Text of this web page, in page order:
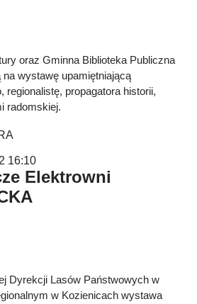
oraz Gminna Biblioteka Publiczna
wystawę upamiętniającą
regionalistę, propagatora historii,
radomskiej.
16:10
Elektrowni
Dyrekcji Lasów Państwowych w
w Kozienicach wystawa